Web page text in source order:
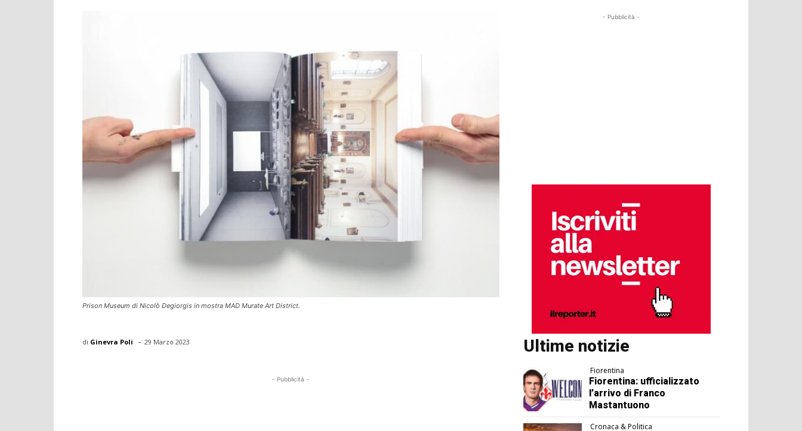
Prison Museum di Nicolò Degiorgis in mostra MAD Murate Art District.
di Ginevra Poli - 29 Marzo 2023
- Pubblicità -
- Pubblicità -
Ultime notizie
Fiorentina
Fiorentina: ufficializzato
l’arrivo di Franco
Mastantuono
Cronaca & Politica